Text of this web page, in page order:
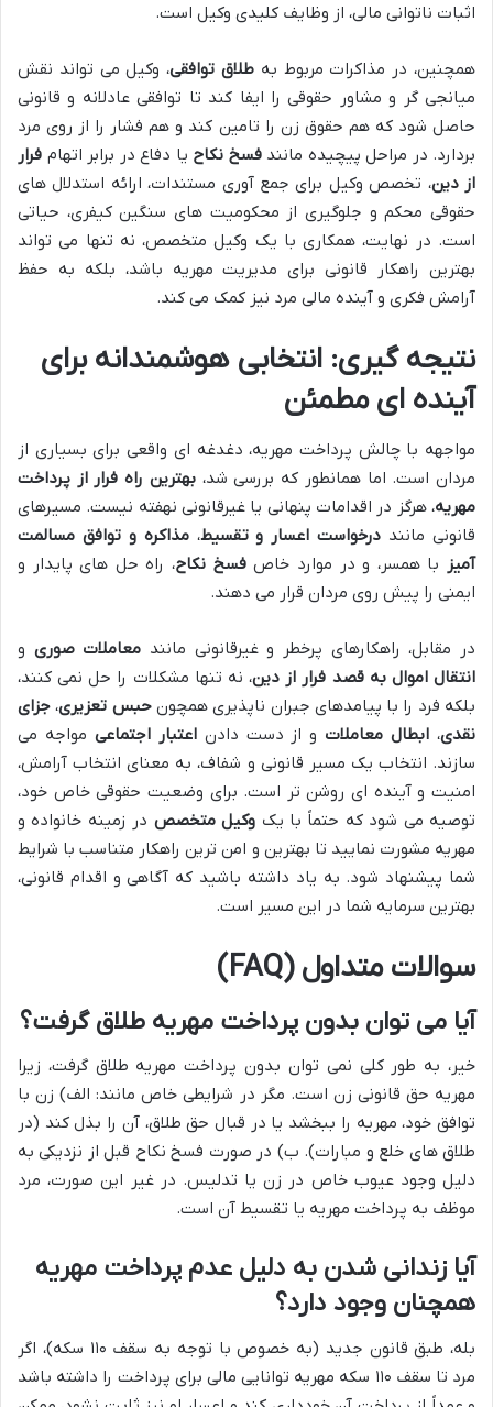
اثبات ناتوانی مالی، از وظایف کلیدی وکیل است.
همچنین، در مذاکرات مربوط به طلاق توافقی، وکیل می تواند نقش
میانجی گر و مشاور حقوقی را ایفا کند تا توافقی عادلانه و قانونی
حاصل شود که هم حقوق زن را تامین کند و هم فشار را از روی مرد
بردارد. در مراحل پیچیده مانندفسخ نکاح یا دفاع در برابر اتهام فرار
از دین، تخصص وکیل برای جمع آوری مستندات، ارائه استدلال های
حقوقی محکم و جلوگیری از محکومیت های سنگین کیفری، حیاتی
است. در نهایت، همکاری با یک وکیل متخصص، نه تنها می تواند
بهترین راهکار قانونی برای مدیریت مهریه باشد، بلکه به حفظ
آرامش فکری و آینده مالی مرد نیز کمک می کند.
نتیجه گیری: انتخابی هوشمندانه برای
آینده ای مطمئن
مواجهه با چالش پرداخت مهریه، دغدغه ای واقعی برای بسیاری از
مردان است. اما همانطور که بررسی شد،بهترین راه فرار از پرداخت
مهریه، هرگز در اقدامات پنهانی یا غیرقانونی نهفته نیست. مسیرهای
قانونی مانند درخواست اعسار و تقسیط،مذاکره و توافق مسالمت
آمیز با همسر، و در موارد خاصفسخ نکاح، راه حل های پایدار و
ایمنی را پیش روی مردان قرار می دهند.
در مقابل، راهکارهای پرخطر و غیرقانونی مانند معاملات صوری و
انتقال اموال به قصد فرار از دین، نه تنها مشکلات را حل نمی کنند،
بلکه فرد را با پیامدهای جبران ناپذیری همچونحبس تعزیری، جزای
نقدی، ابطال معاملات و از دست دادناعتبار اجتماعی مواجه می
سازند. انتخاب یک مسیر قانونی و شفاف، به معنای انتخاب آرامش،
امنیت و آینده ای روشن تر است. برای وضعیت حقوقی خاص خود،
توصیه می شود که حتماً با یک وکیل متخصص در زمینه خانواده و
مهریه مشورت نمایید تا بهترین و امن ترین راهکار متناسب با شرایط
شما پیشنهاد شود. به یاد داشته باشید که آگاهی و اقدام قانونی،
بهترین سرمایه شما در این مسیر است.
سوالات متداول (FAQ)
آیا می توان بدون پرداخت مهریه طلاق گرفت؟
خیر، به طور کلی نمی توان بدون پرداخت مهریه طلاق گرفت، زیرا
مهریه حق قانونی زن است. مگر در شرایطی خاص مانند: الف) زن با
توافق خود، مهریه را ببخشد یا در قبال حق طلاق، آن را بذل کند (در
طلاق های خلع و مبارات). ب) در صورت فسخ نکاح قبل از نزدیکی به
دلیل وجود عیوب خاص در زن یا تدلیس. در غیر این صورت، مرد
موظف به پرداخت مهریه یا تقسیط آن است.
آیا زندانی شدن به دلیل عدم پرداخت مهریه
همچنان وجود دارد؟
بله، طبق قانون جدید (به خصوص با توجه به سقف ۱۱۰ سکه)، اگر
مرد تا سقف ۱۱۰ سکه مهریه توانایی مالی برای پرداخت را داشته باشد